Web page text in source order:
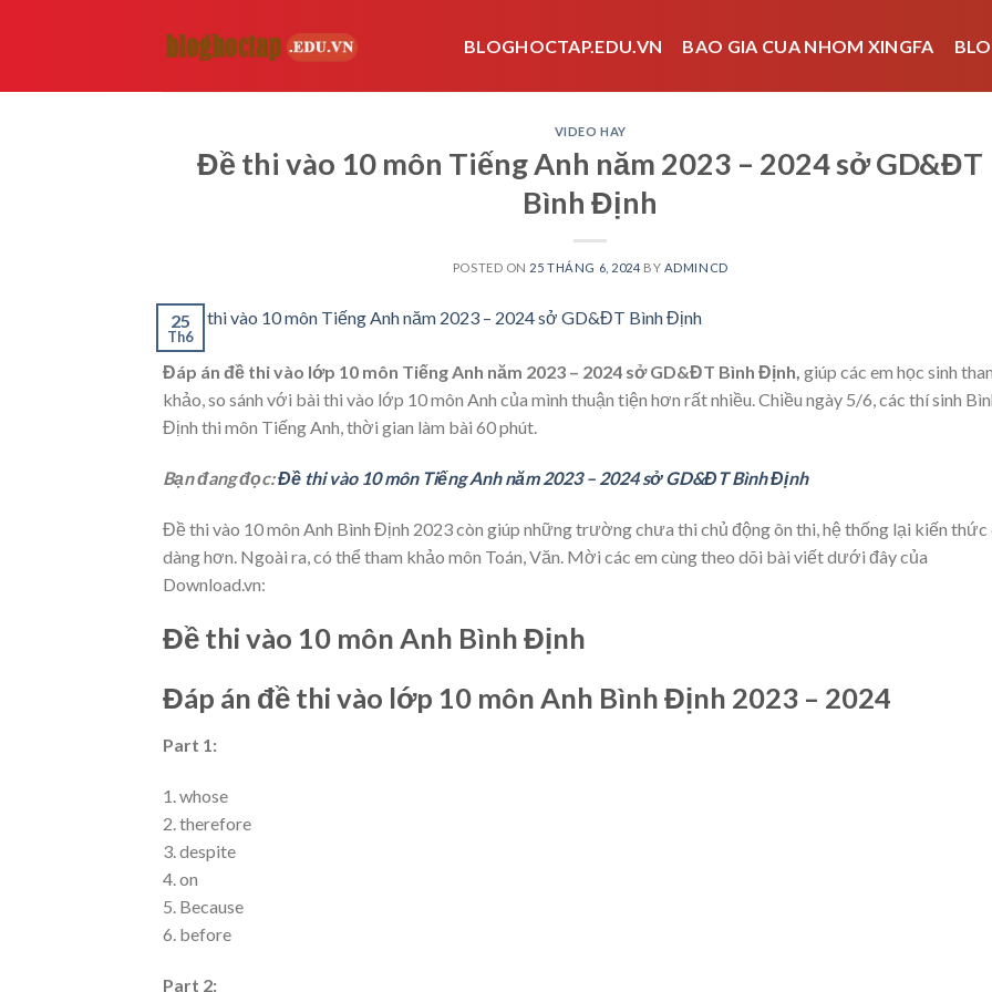
BLOGHOCTAP.EDU.VN BAO GIA CUA NHOM XINGFA
VIDEO HAY
Đề thi vào 10 môn Tiếng Anh năm 2023 – 2024 sở GD&ĐT
Bình Định
POSTED ON 25 THÁNG 6, 2024 BY ADMINCD
25
Th6
Đáp án đề thi vào lớp 10 môn Tiếng Anh năm 2023 – 2024 sở GD&ĐT Bình Định, giúp các em học sinh
khảo, so sánh với bài thi vào lớp 10 môn Anh của mình thuận tiện hơn rất nhiều. Chiều ngày 5/6, các thí sinh
Định thi môn Tiếng Anh, thời gian làm bài 60 phút.
Bạn đang đọc:Đề thi vào 10 môn Tiếng Anh năm 2023 – 2024 sở GD&ĐT Bình Định
Đề thi vào 10 môn Anh Bình Định 2023 còn giúp những trường chưa thi chủ động ôn thi, hệ thống lại kiến thức
dàng hơn. Ngoài ra, có thể tham khảo môn Toán, Văn. Mời các em cùng theo dõi bài viết dưới đây của
Download.vn:
Đề thi vào 10 môn Anh Bình Định
Đáp án đề thi vào lớp 10 môn Anh Bình Định 2023 – 2024
Part 1:
1. whose
2. therefore
3. despite
4. on
5. Because
6. before
Part 2: